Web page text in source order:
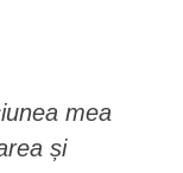
mea
și